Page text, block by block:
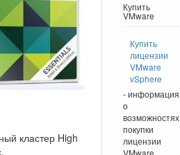
кластер High
Купить
VMware
Купить
лицензии
VMware
vSphere
- информация
о
возможностях
покупки
лицензии